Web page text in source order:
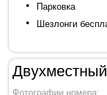
Парковка
Шезлонги
Фотографии номера: